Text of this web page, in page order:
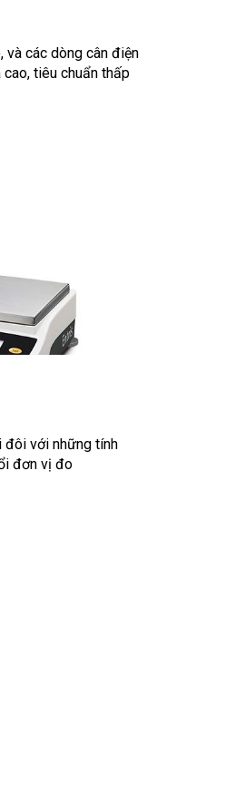
và các dòng cân điện
tiêu chuẩn thấp
đôi với những tính
đơn vị đo